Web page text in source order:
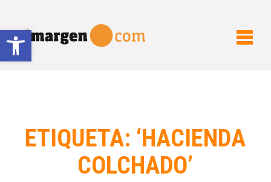
Abrir barra de herramientas
ETIQUETA: ‘HACIENDA
COLCHADO’